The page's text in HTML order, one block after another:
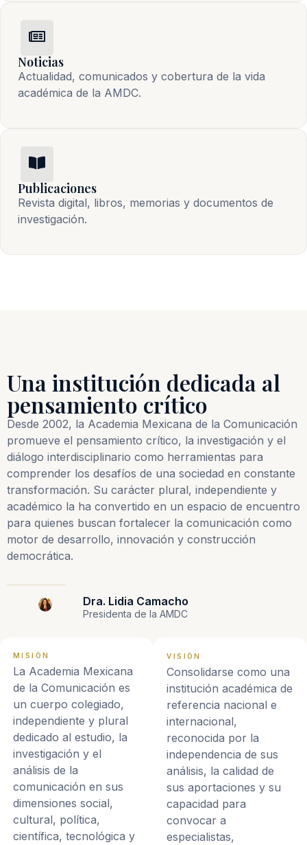
Noticias
Actualidad, comunicados y cobertura de la vida
académica de la AMDC.
Publicaciones
Revista digital, libros, memorias y documentos de
investigación.
Una institución dedicada al
pensamiento crítico
Desde 2002, la Academia Mexicana de la Comunicación
promueve el pensamiento crítico, la investigación y el
diálogo interdisciplinario como herramientas para
comprender los desafíos de una sociedad en constante
transformación. Su carácter plural, independiente y
académico la ha convertido en un espacio de encuentro
para quienes buscan fortalecer la comunicación como
motor de desarrollo, innovación y construcción
democrática.
Dra. Lidia Camacho
Presidenta de la AMDC
MISIÓN
La Academia Mexicana
de la Comunicación es
un cuerpo colegiado,
independiente y plural
dedicado al estudio, la
investigación y el
análisis de la
comunicación en sus
dimensiones social,
cultural, política,
científica, tecnológica y
VISIÓN
Consolidarse como una
institución académica de
referencia nacional e
internacional,
reconocida por la
independencia de sus
análisis, la calidad de
sus aportaciones y su
capacidad para
convocar a
especialistas,